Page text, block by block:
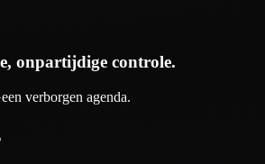
onpartijdige controle.
verborgen agenda.